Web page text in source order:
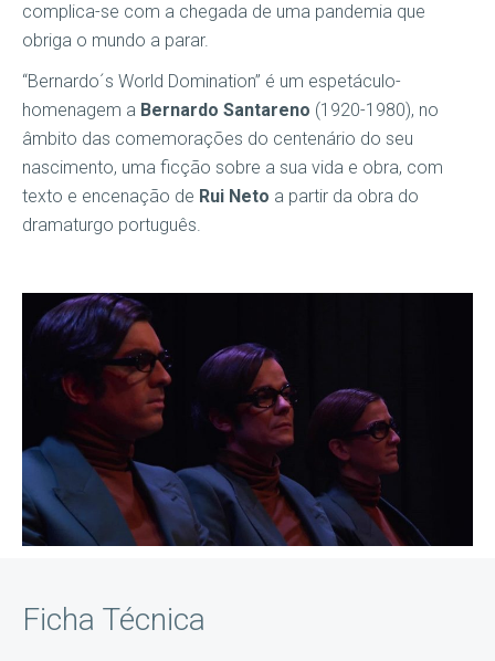
complica-se com a chegada de uma pandemia que
obriga o mundo a parar.
“Bernardo´s World Domination” é um espetáculo-
homenagem a Bernardo Santareno (1920-1980), no
âmbito das comemorações do centenário do seu
nascimento, uma ficção sobre a sua vida e obra, com
texto e encenação de Rui Neto a partir da obra do
dramaturgo português.
Ficha Técnica